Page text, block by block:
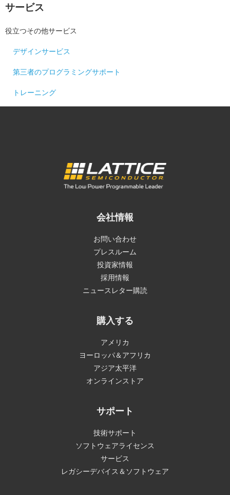
サービス
役立つその他サービス
デザインサービス
第三者のプログラミングサポート
トレーニング
会社情報
お問い合わせ
プレスルーム
投資家情報
採用情報
ニュースレター購読
購入する
アメリカ
ヨーロッパ＆アフリカ
アジア太平洋
オンラインストア
サポート
技術サポート
ソフトウェアライセンス
サービス
レガシーデバイス＆ソフトウェア